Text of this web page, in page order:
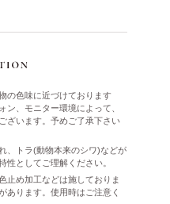
色味に近づけております
ン、モニター環境によって、
ざいます。予めご了承下さい
トラ(動物本来のシワ)などが
性としてご理解ください。
め加工などは施しておりま
あります。使用時はご注意く